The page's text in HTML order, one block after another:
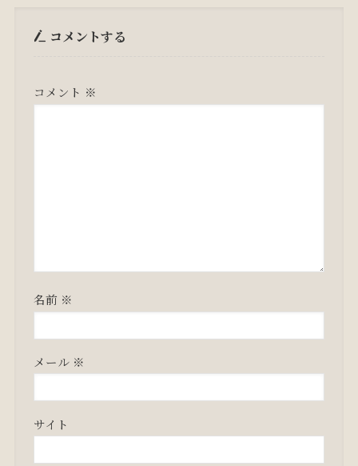
コメントする
コメント ※
名前 ※
メール ※
サイト